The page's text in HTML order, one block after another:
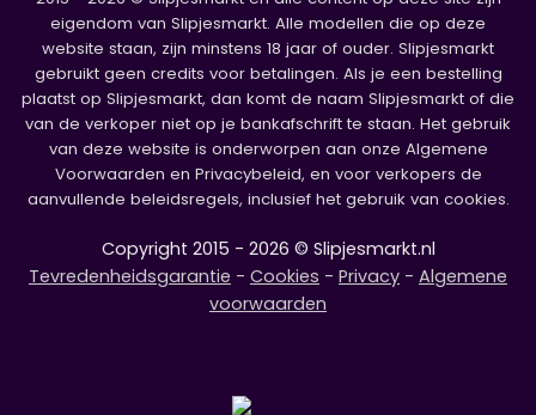
eigendom van Slipjesmarkt. Alle modellen die op deze
website staan, zijn minstens 18 jaar of ouder. Slipjesmarkt
gebruikt geen credits voor betalingen. Als je een bestelling
plaatst op Slipjesmarkt, dan komt de naam Slipjesmarkt of die
van de verkoper niet op je bankafschrift te staan. Het gebruik
van deze website is onderworpen aan onze Algemene
Voorwaarden en Privacybeleid, en voor verkopers de
aanvullende beleidsregels, inclusief het gebruik van cookies.
Copyright 2015 - 2026 © Slipjesmarkt.nl
Tevredenheidsgarantie - Cookies - Privacy - Algemene
voorwaarden